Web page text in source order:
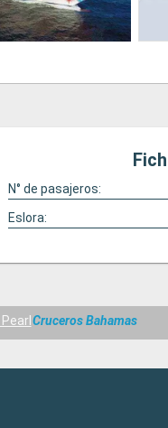
N° de pasajeros:
Eslora:
Cruceros Bahamas